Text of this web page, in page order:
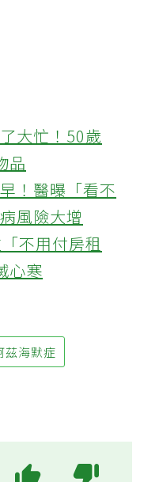
大忙！50歲
品
！醫曝「看不
風險大增
不用付房租
心寒
茲海默症